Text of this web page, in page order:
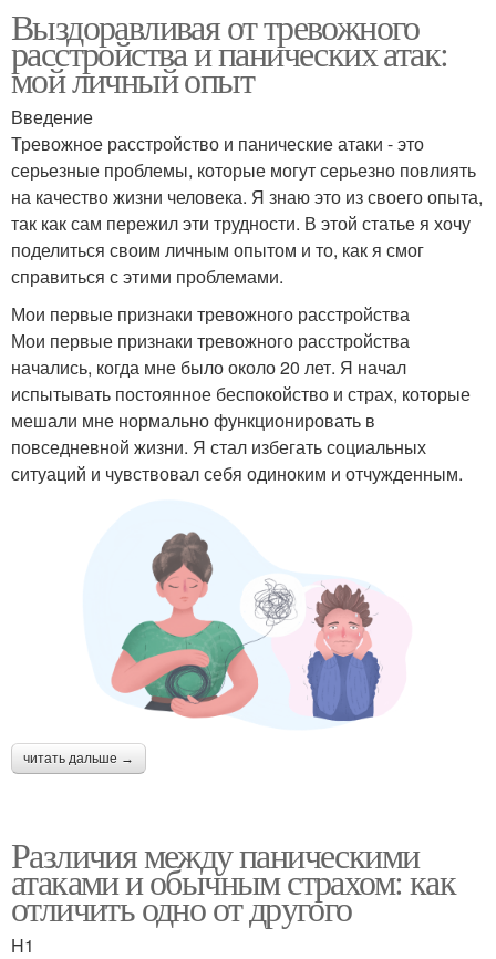
Выздоравливая от тревожного
расстройства и панических атак:
мой личный опыт
Введение
Тревожное расстройство и панические атаки - это
серьезные проблемы, которые могут серьезно повлиять
на качество жизни человека. Я знаю это из своего опыта,
так как сам пережил эти трудности. В этой статье я хочу
поделиться своим личным опытом и то, как я смог
справиться с этими проблемами.
Мои первые признаки тревожного расстройства
Мои первые признаки тревожного расстройства
начались, когда мне было около 20 лет. Я начал
испытывать постоянное беспокойство и страх, которые
мешали мне нормально функционировать в
повседневной жизни. Я стал избегать социальных
ситуаций и чувствовал себя одиноким и отчужденным.
читать дальше →
Различия между паническими
атаками и обычным страхом: как
отличить одно от другого
H1